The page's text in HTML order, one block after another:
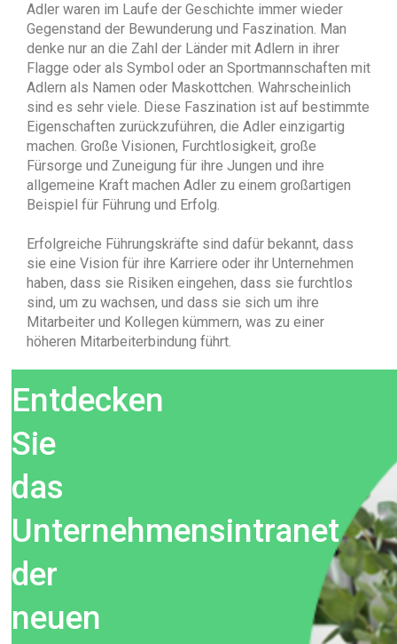
Adler waren im Laufe der Geschichte immer wieder
Gegenstand der Bewunderung und Faszination. Man
denke nur an die Zahl der Länder mit Adlern in ihrer
Flagge oder als Symbol oder an Sportmannschaften mit
Adlern als Namen oder Maskottchen. Wahrscheinlich
sind es sehr viele. Diese Faszination ist auf bestimmte
Eigenschaften zurückzuführen, die Adler einzigartig
machen. Große Visionen, Furchtlosigkeit, große
Fürsorge und Zuneigung für ihre Jungen und ihre
allgemeine Kraft machen Adler zu einem großartigen
Beispiel für Führung und Erfolg.
Erfolgreiche Führungskräfte sind dafür bekannt, dass
sie eine Vision für ihre Karriere oder ihr Unternehmen
haben, dass sie Risiken eingehen, dass sie furchtlos
sind, um zu wachsen, und dass sie sich um ihre
Mitarbeiter und Kollegen kümmern, was zu einer
höheren Mitarbeiterbindung führt.
Entdecken
Sie
das
Unternehmensintranet
der
neuen